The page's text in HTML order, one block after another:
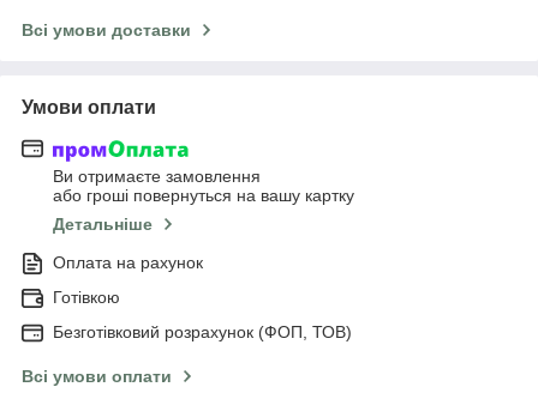
Всі умови доставки
Умови оплати
Ви отримаєте замовлення
або гроші повернуться на вашу картку
Детальніше
Оплата на рахунок
Готівкою
Безготівковий розрахунок (ФОП, ТОВ)
Всі умови оплати